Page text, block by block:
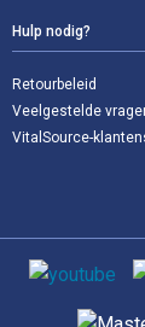
Hulp nodig?
Retourbeleid
Veelgestelde
VitalSource-
Sociale media
Ondersteunde